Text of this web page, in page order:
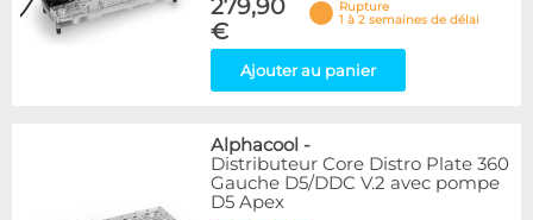
279,90
€
Rupture
1 à 2 semaines de délai
Ajouter au panier
Alphacool -
Distributeur Core Distro Plate 360
Gauche D5/DDC V.2 avec pompe
D5 Apex